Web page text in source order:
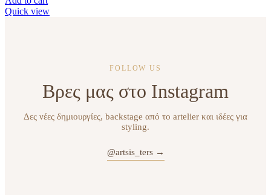
Quick view
FOLLOW US
Βρες μας στο Instagram
Δες νέες δημιουργίες, backstage από το artelier και ιδέες για
styling.
@artsis_ters →